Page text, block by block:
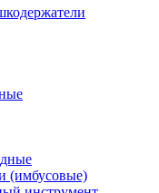
(имбусовые)